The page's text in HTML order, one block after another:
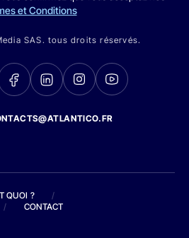
et Conditions
SAS. tous droits réservés.
QUOI ?
/
/ CONTACT